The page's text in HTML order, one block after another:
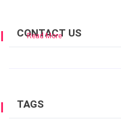
CONTACT US
Read More
TAGS